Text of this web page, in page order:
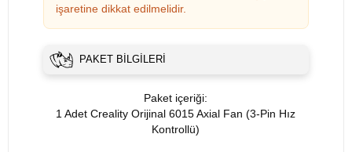
işaretine dikkat edilmelidir.
PAKET BILGILERI
Paket içeriği:
1 Adet Creality Orijinal 6015 Axial Fan (3-Pin Hız
Kontrollü)